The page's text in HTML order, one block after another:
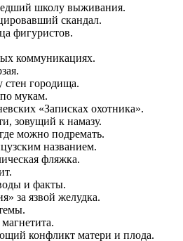
школу выживания.
скандал.
фигуристов.
коммуникациях.
стен городища.
мукам.
«Записках охотника».
зовущий к намазу.
можно подремать.
названием.
фляжка.
и факты.
за язвой желудка.
конфликт матери и плода.